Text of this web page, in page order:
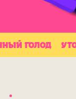
ГОЛОД УТОЛИ